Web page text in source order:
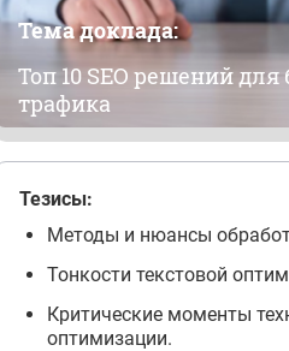
Тема доклада:
Топ 10 SEO решений для
трафика
Тезисы:
Методы и нюансы
Тонкости текстовой
Критические моменты
оптимизации.